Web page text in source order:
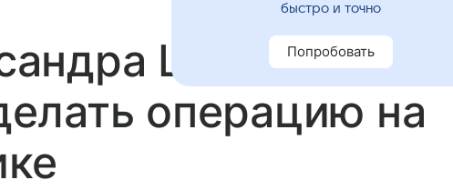
Цекало
операцию на
быстро и точно
Попробовать